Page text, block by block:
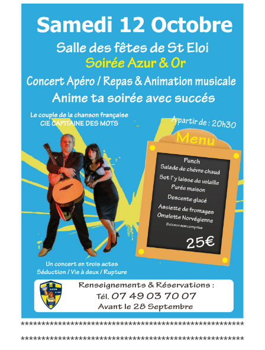
******************************************************
******************************************************